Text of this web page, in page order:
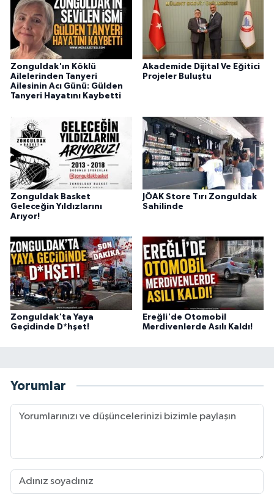
Zonguldak'ın Köklü
Ailelerinden Tanyeri
Ailesinin Acı Günü: Gülden
Tanyeri Hayatını Kaybetti
Akademide Dijital Ve Eğitici
Projeler Buluştu
Zonguldak Basket
Geleceğin Yıldızlarını
Arıyor!
JÖAK Store Tırı Zonguldak
Sahilinde
Zonguldak'ta Yaya
Geçidinde D*hşet!
Ereğli'de Otomobil
Merdivenlerde Asılı Kaldı!
Yorumlar